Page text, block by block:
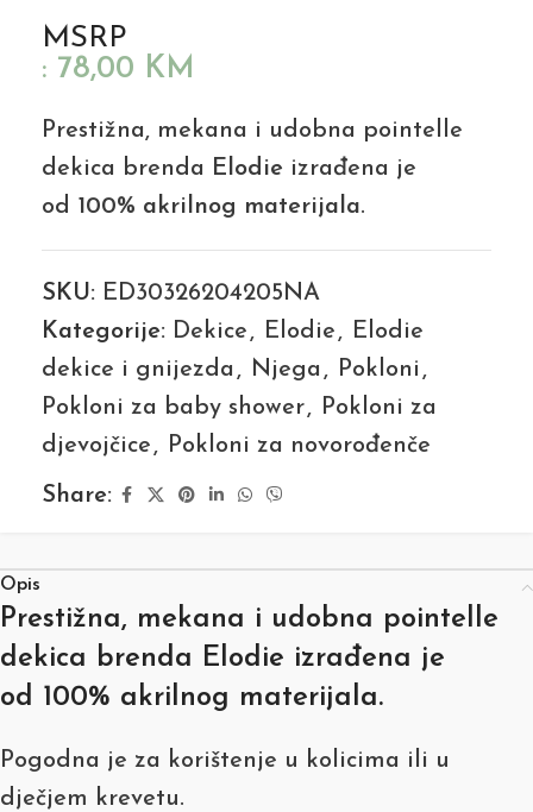
MSRP
: 78,00 KM
Prestižna, mekana i udobna pointelle
dekica brenda Elodie izrađena je
od 100% akrilnog materijala.
SKU: ED30326204205NA
Kategorije: Dekice , Elodie , Elodie
dekice i gnijezda , Njega , Pokloni ,
Pokloni za baby shower, Pokloni za
djevojčice , Pokloni za novorođenče
Share:
Opis
Prestižna, mekana i udobna pointelle
dekica brenda Elodie izrađena je
od 100% akrilnog materijala.
Pogodna je za korištenje u kolicima ili u
dječjem krevetu.